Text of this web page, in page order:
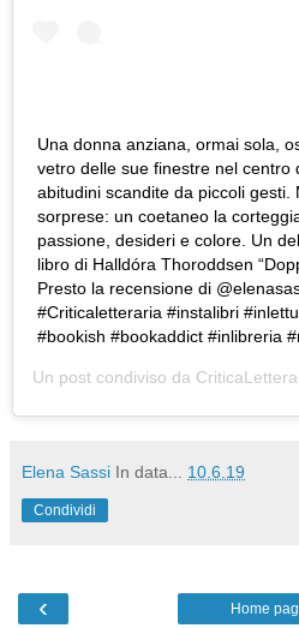
Una donna anziana, ormai sola,
vetro delle sue finestre nel centro
abitudini scandite da piccoli gesti.
sorprese: un coetaneo la
passione, desideri e colore. Un
libro di Halldóra Thoroddsen
Presto la recensione di
#Criticaletteraria #instalibri
#bookish #bookaddict #inlibreria
Un post condiviso da
Elena Sassi In data... 10.6.19
Condividi
‹ Home